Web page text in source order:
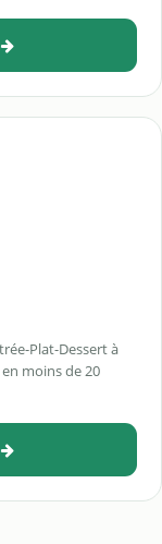
Plat-Dessert à
moins de 20